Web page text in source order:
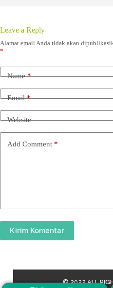
Leave a Reply
Alamat email Anda tidak akan
*
Name*
Email*
Website
Add Comment *
Kirim Komentar
© 2022 ALL